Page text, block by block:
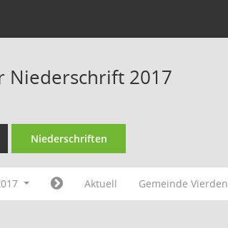
Niederschrift 2017
Niederschriften
Aktuell Gemeinde Vierden